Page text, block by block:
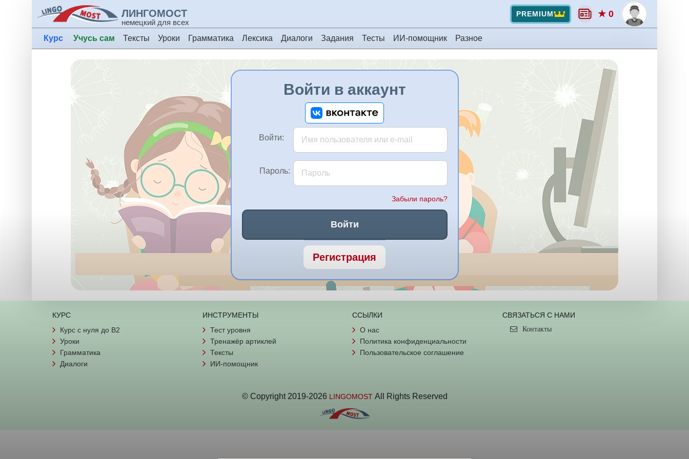
ЛИНГОМОСТ
немецкий для всех
PREMIUM ★ 0
Курс Учусь сам Тексты Уроки Грамматика Лексика Диалоги Задания Тесты ИИ-помощник Разное
Войти в аккаунт
Войти:
Пароль:
Забыли пароль?
Войти
Регистрация
КУРС
Курс с нуля до B2
Уроки
Грамматика
Диалоги
ИНСТРУМЕНТЫ
Тест уровня
Тренажёр артиклей
Тексты
ИИ-помощник
ССЫЛКИ
О нас
Политика конфиденциальности
Пользовательское соглашение
СВЯЗАТЬСЯ С НАМИ
Контакты
© Copyright 2019-2026 LINGOMOST All Rights Reserved